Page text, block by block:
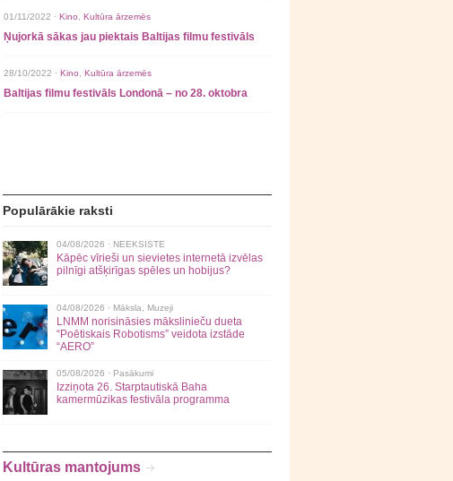
01/11/2022 · Kino Kultūra ārzemēs
Ņujorkā sākas jau piektais Baltijas filmu festivāls
28/10/2022 · Kino Kultūra ārzemēs
Baltijas filmu festivāls Londonā – no 28. oktobra
Populārākie raksti
04/08/2026 · NEEKSISTE
Kāpēc vīrieši un sievietes internetā izvēlas
pilnīgi atšķirīgas spēles un hobijus?
04/08/2026 · Māksla Muzeji
LNMM norisināsies mākslinieču dueta
“Poētiskais Robotisms” veidota izstāde
“AERO”
05/08/2026 · Pasākumi
Izziņota 26. Starptautiskā Baha
kamermūzikas festivāla programma
Kultūras mantojums